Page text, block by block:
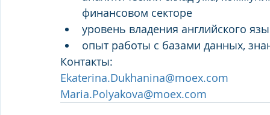
финансовом секторе
уровень владения английского
опыт работы с базами данных,
Контакты:
Ekaterina.Dukhanina@moex.com
Maria.Polyakova@moex.com